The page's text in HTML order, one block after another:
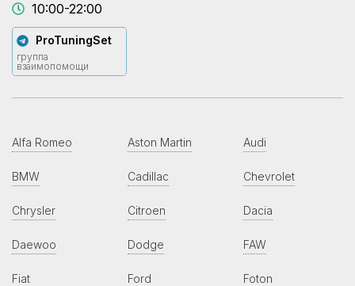
10:00-22:00
ProTuningSet
группа
взаимопомощи
Alfa Romeo Aston Martin Audi
BMW Cadillac Chevrolet
Chrysler Citroen Dacia
Daewoo Dodge FAW
Fiat Ford Foton